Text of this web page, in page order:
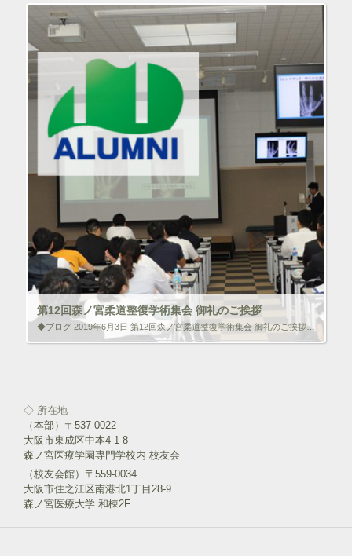
ド
き
ま
す
)
クリック!!
ク
し
i
t
t
e
有
新
し
い
ウ
ィ
ン
ド
ウ
で
開
き
ま
す
F
a
c
e
で
共
有
す
る
ク
リ
ッ
ク
し
て
く
だ
さ
い
(
新
し
い
ウ
ド
ま
す
)
第12回森ノ宮柔道整復学術集会 御礼のご挨拶
◆ブログ 2019年6月3日 第12回森ノ宮柔道整復学術集会 御礼のご挨拶 令和元年5月19日（日）に本校アネックス校舎4階におきまして第12回森ノ宮柔道整復学術集会を開催いたしました。 本校の学生や卒業生をはじめ約10 […]
ク
リ
ッ
ク
し
て
T
w
i
t
e
a
c
e
b
o
o
k
で
共
す
◇ 所在地
（本部）〒537-0022
大阪市東成区中本4-1-8
森ノ宮医療学園専門学校内 校友会
（校友会館）〒559-0034
大阪市住之江区南港北1丁目28-9
森ノ宮医療大学 和棟2F